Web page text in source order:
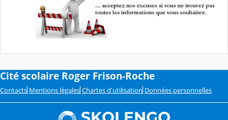
Cité scolaire Roger Frison-Roche
Contacts Mentions légales Chartes d'utilisation Données personnelles